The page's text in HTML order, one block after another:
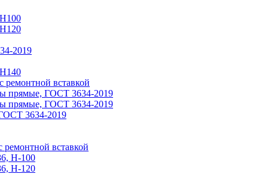
2019
вставкой
прямые, ГОСТ 3634-2019
прямые, ГОСТ 3634-2019
3634-2019
вставкой
Н-100
Н-120